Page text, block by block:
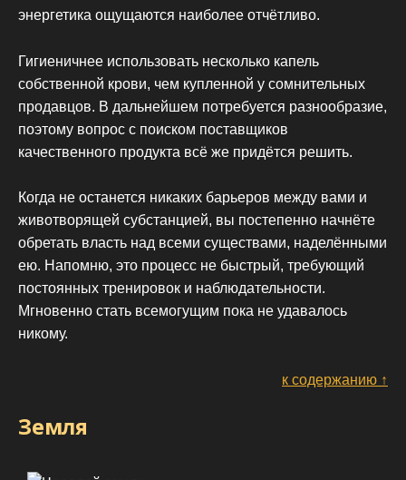
энергетика ощущаются наиболее отчётливо.
Гигиеничнее использовать несколько капель
собственной крови, чем купленной у сомнительных
продавцов. В дальнейшем потребуется разнообразие,
поэтому вопрос с поиском поставщиков
качественного продукта всё же придётся решить.
Когда не останется никаких барьеров между вами и
животворящей субстанцией, вы постепенно начнёте
обретать власть над всеми существами, наделёнными
ею. Напомню, это процесс не быстрый, требующий
постоянных тренировок и наблюдательности.
Мгновенно стать всемогущим пока не удавалось
никому.
к содержанию ↑
Земля